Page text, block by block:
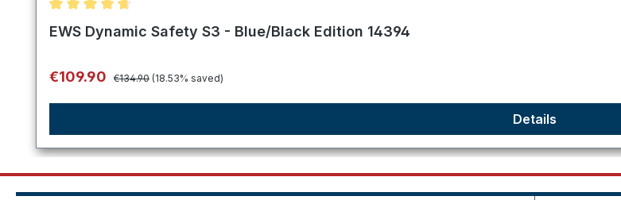
Average rating of 4.75 out of 5 stars
EWS Dynamic Safety S3 - Blue/Black Edition 14394
Sale price:
€109.90 Regular price:
€134.90 (18.53% saved)
Details